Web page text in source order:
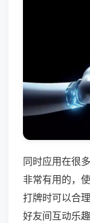
同时应用在很
非常有用的，
打牌时可以合
好友间互动乐趣